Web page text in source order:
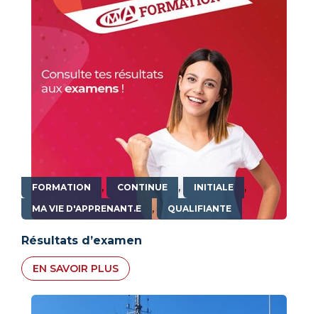
FORMATION , CONTINUE , INITIALE ,
MA VIE D'APPRENANT.E , QUALIFIANTE
Résultats d’examen
EN SAVOIR PLUS